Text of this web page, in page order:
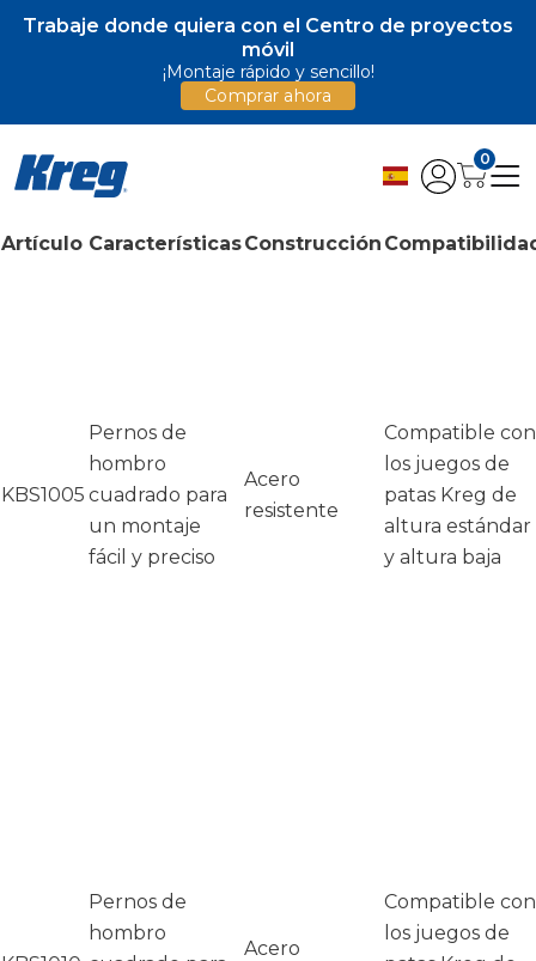
Trabaje donde quiera con el Centro de proyectos
móvil
¡Montaje rápido y sencillo!
Comprar ahora
0
Artículo CaracterísticasConstrucción
KBS1005
Pernos de
hombro
cuadrado para
un montaje
fácil y preciso
Acero
resistente
Compatible con
los juegos de
patas Kreg de
altura estándar
y altura baja
Pernos de
hombro
Acero
Compatible con
los juegos de